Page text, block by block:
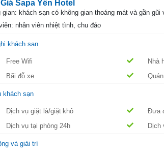
Sapa Yên Hotel
gian: khách sạn có không gian thoáng mát và gần
nhân viên nhiệt tình, chu đáo
khách sạn
Free Wifi Nhà
Bãi đỗ xe
khách sạn
Dịch vụ giặt là/giặt khô Đưa
Dịch vụ tại phòng 24h
Dịch
và giải trí